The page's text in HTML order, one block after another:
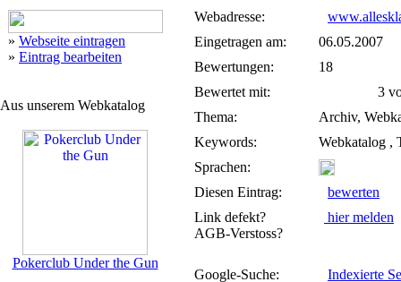
» Webseite eintragen
» Eintrag bearbeiten
Aus unserem Webkatalog
Pokerclub Under the Gun
Webadresse:
Eingetragen am:
06.05.2007
Bewertungen:
18
Bewertet mit:
3
Thema:
Archiv,
Keywords:
Webkatalog ,
Sprachen:
Diesen Eintrag:
bewerten
Link defekt?
AGB-Verstoss?
hier melden
Google-Suche: Indexierte